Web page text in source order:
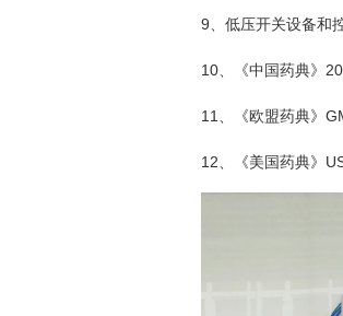
9、低压开关设备和
10、《中国药典》
11、《欧盟药典》
12、《美国药典》